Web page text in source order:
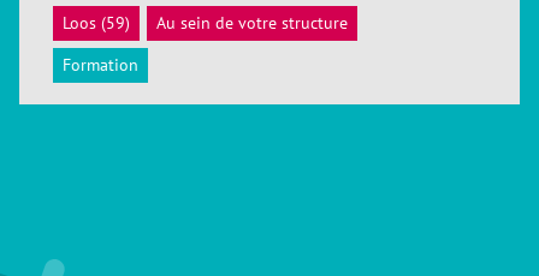
ACCÉDER
Loos (59)
Au sein de votre structure
Formation